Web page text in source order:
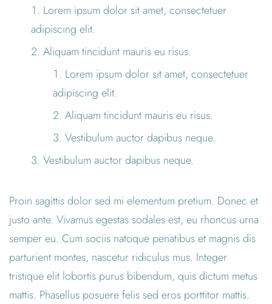
Lorem ipsum dolor sit amet, consectetuer
adipiscing elit.
Aliquam tincidunt mauris eu risus.
Lorem ipsum dolor sit amet, consectetuer
adipiscing elit.
Aliquam tincidunt mauris eu risus.
Vestibulum auctor dapibus neque.
Vestibulum auctor dapibus neque.
Proin sagittis dolor sed mi elementum pretium. Donec et
justo ante. Vivamus egestas sodales est, eu rhoncus urna
semper eu. Cum sociis natoque penatibus et magnis dis
parturient montes, nascetur ridiculus mus. Integer
tristique elit lobortis purus bibendum, quis dictum metus
mattis. Phasellus posuere felis sed eros porttitor mattis.